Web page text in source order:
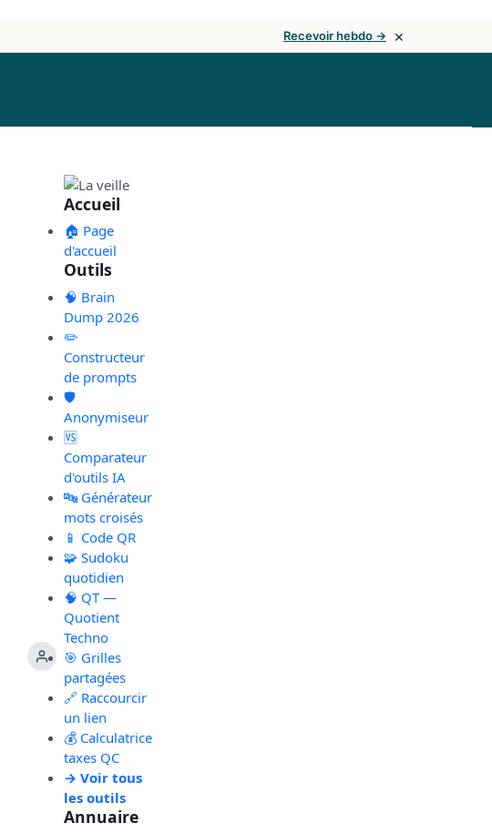
Recevoir hebdo → ×
Accueil
🏠 Page
d'accueil
Outils
🧠 Brain
Dump 2026
✏️
Constructeur
de prompts
🛡️
Anonymiseur
🆚
Comparateur
d'outils IA
🔤 Générateur
mots croisés
📱 Code QR
🧩 Sudoku
quotidien
🧠 QT —
Quotient
Techno
🎯 Grilles
partagées
🔗 Raccourcir
un lien
💰 Calculatrice
taxes QC
→ Voir tous
les outils
Annuaire